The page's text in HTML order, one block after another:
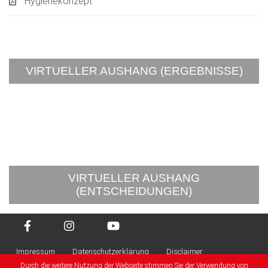
VIRTUELLER AUSHANG (ERGEBNISSE)
VIRTUELLER AUSHANG
(ENTSCHEIDUNGEN)
Impressum Datenschutzerklärung Disclaimer
Durch die weitere Nutzung der Webseite stimmen Sie der Verwendung von